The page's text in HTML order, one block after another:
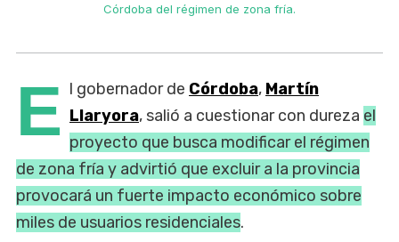
Córdoba del régimen de zona fría.
E l gobernador de Córdoba, Martín
Llaryora, salió a cuestionar con dureza el
proyecto que busca modificar el régimen
de zona fría y advirtió que excluir a la provincia
provocará un fuerte impacto económico sobre
miles de usuarios residenciales.